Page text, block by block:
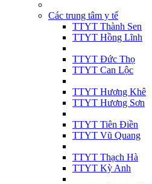
Các trung tâm y tế
TTYT Thành Sen
TTYT Hồng Lĩnh
TTYT Đức Thọ
TTYT Can Lộc
TTYT Hương Khê
TTYT Hương Sơn
TTYT Tiên Điền
TTYT Vũ Quang
TTYT Thạch Hà
TTYT Kỳ Anh